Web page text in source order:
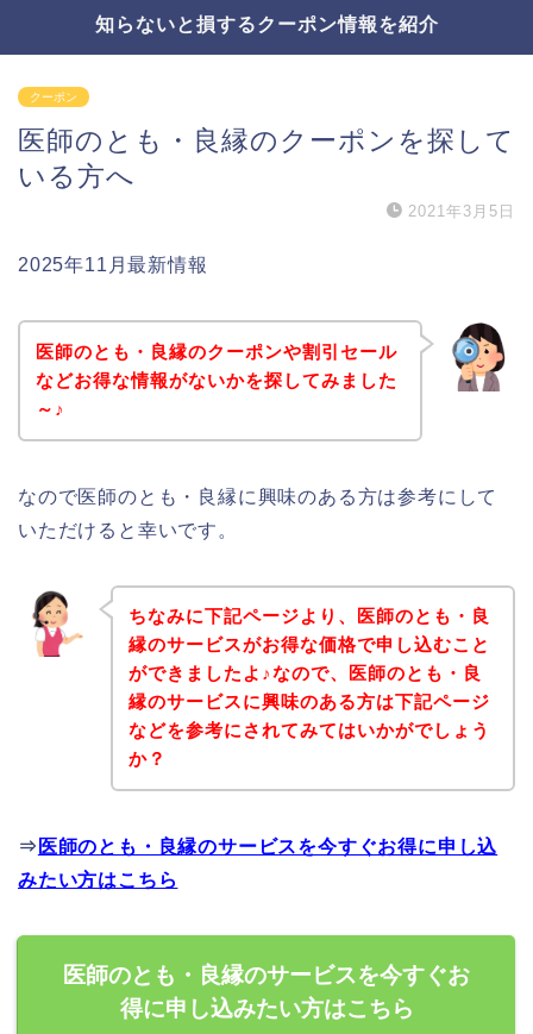
知らないと損するクーポン情報を紹介
クーポン
医師のとも・良縁のクーポンを探して
いる方へ
2021年3月5日
2025年11月最新情報
医師のとも・良縁のクーポンや割引セール
などお得な情報がないかを探してみました
～♪
なので医師のとも・良縁に興味のある方は参考にして
いただけると幸いです。
ちなみに下記ページより、医師のとも・良
縁のサービスがお得な価格で申し込むこと
ができましたよ♪なので、医師のとも・良
縁のサービスに興味のある方は下記ページ
などを参考にされてみてはいかがでしょう
か？
⇒ 医師のとも・良縁のサービスを今すぐお得に申し込
みたい方はこちら
医師のとも・良縁のサービスを今すぐお
得に申し込みたい方はこちら